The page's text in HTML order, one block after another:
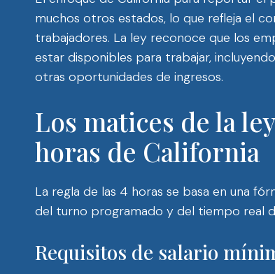
muchos otros estados, lo que refleja el
trabajadores. La ley reconoce que los
estar disponibles para trabajar,
otras oportunidades de ingresos.
Los matices de la
horas de California
La regla de las 4 horas se basa en una
del turno programado y del tiempo real
Requisitos de salario